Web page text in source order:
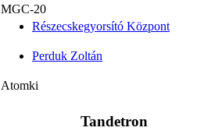
MGC-20
Részecskegyorsító Központ
Perduk Zoltán
Atomki
Tandetron